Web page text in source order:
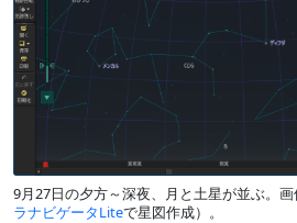
9月27日の夕方～深夜、月と土星が並ぶ。
ラナビゲータLiteで星図作成）。